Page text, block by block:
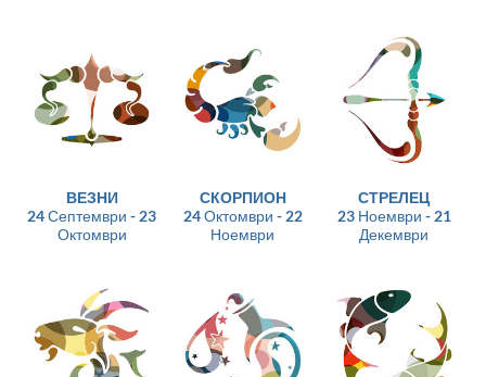
ВЕЗНИ
24 Септември - 23
Октомври
СКОРПИОН
24 Октомври - 22
Ноември
СТРЕЛЕЦ
23 Ноември - 21
Декември